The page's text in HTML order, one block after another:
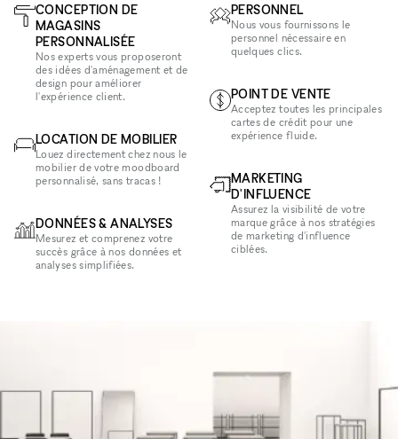
CONCEPTION DE
MAGASINS
PERSONNALISÉE
Nos experts vous proposeront
des idées d'aménagement et de
design pour améliorer
l'expérience client.
LOCATION DE MOBILIER
Louez directement chez nous le
mobilier de votre moodboard
personnalisé, sans tracas !
DONNÉES & ANALYSES
Mesurez et comprenez votre
succès grâce à nos données et
analyses simplifiées.
PERSONNEL
Nous vous fournissons le
personnel nécessaire en
quelques clics.
POINT DE VENTE
Acceptez toutes les principales
cartes de crédit pour une
expérience fluide.
MARKETING
D'INFLUENCE
Assurez la visibilité de votre
marque grâce à nos stratégies
de marketing d'influence
ciblées.